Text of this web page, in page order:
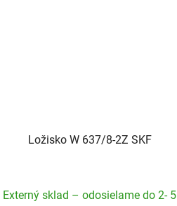
Ložisko W 637/8-2Z SKF
Externý sklad – odosielame do 2- 5